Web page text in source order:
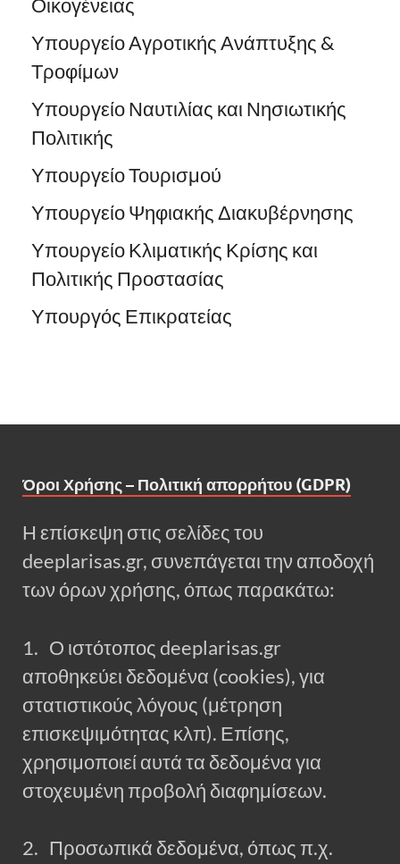
Οικογένειας
Υπουργείο Αγροτικής Ανάπτυξης &
Τροφίμων
Υπουργείο Ναυτιλίας και Νησιωτικής
Πολιτικής
Υπουργείο Τουρισμού
Υπουργείο Ψηφιακής Διακυβέρνησης
Υπουργείο Κλιματικής Κρίσης και
Πολιτικής Προστασίας
Υπουργός Επικρατείας
Όροι Χρήσης – Πολιτική απορρήτου (GDPR)
Η επίσκεψη στις σελίδες του
deeplarisas.gr, συνεπάγεται την αποδοχή
των όρων χρήσης, όπως παρακάτω:
1. Ο ιστότοπος deeplarisas.gr
αποθηκεύει δεδομένα (cookies), για
στατιστικούς λόγους (μέτρηση
επισκεψιμότητας κλπ). Επίσης,
χρησιμοποιεί αυτά τα δεδομένα για
στοχευμένη προβολή διαφημίσεων.
2. Προσωπικά δεδομένα, όπως π.χ.